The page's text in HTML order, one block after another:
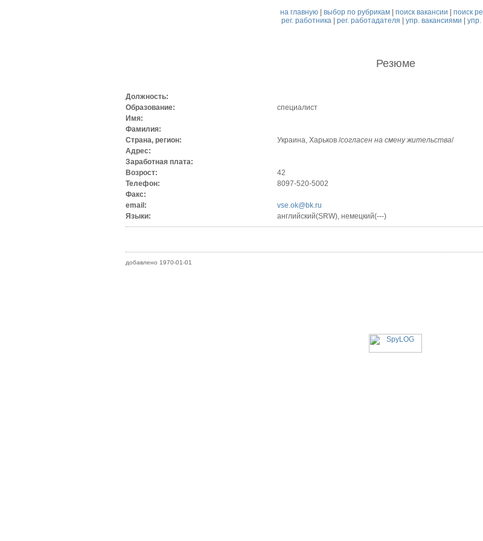
на главную| выбор по рубрикам| поиск вакансии
поиск
рег. работника |рег. работадателя |упр. вакансиями |
Резюме
Должность:
Образование:
специалист
Имя:
Фамилия:
Страна, регион:
Украина, Харьков /согласен на смену жительства/
Адрес:
Заработная плата:
Возрост:
42
Телефон:
8097-520-5002
Факс:
email:
vse.ok@bk.ru
Языки:
английский(SRW), немецкий(---)
добавлено 1970-01-01